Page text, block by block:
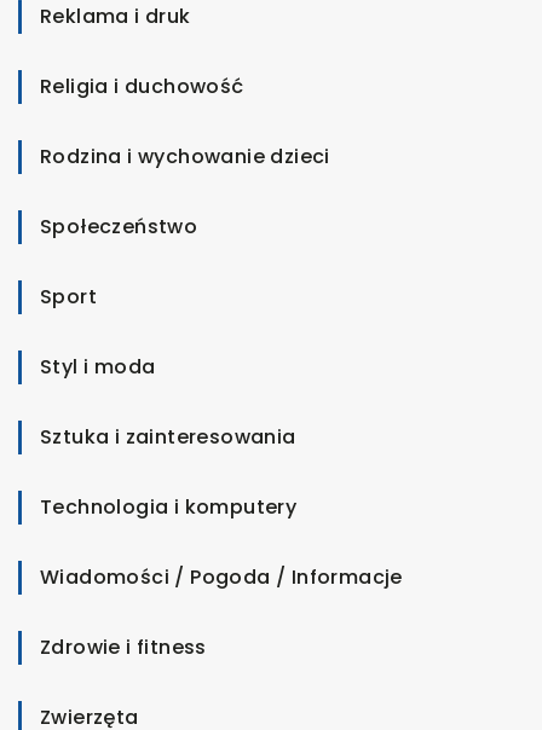
Reklama i druk
Religia i duchowość
Rodzina i wychowanie dzieci
Społeczeństwo
Sport
Styl i moda
Sztuka i zainteresowania
Technologia i komputery
Wiadomości / Pogoda / Informacje
Zdrowie i fitness
Zwierzęta